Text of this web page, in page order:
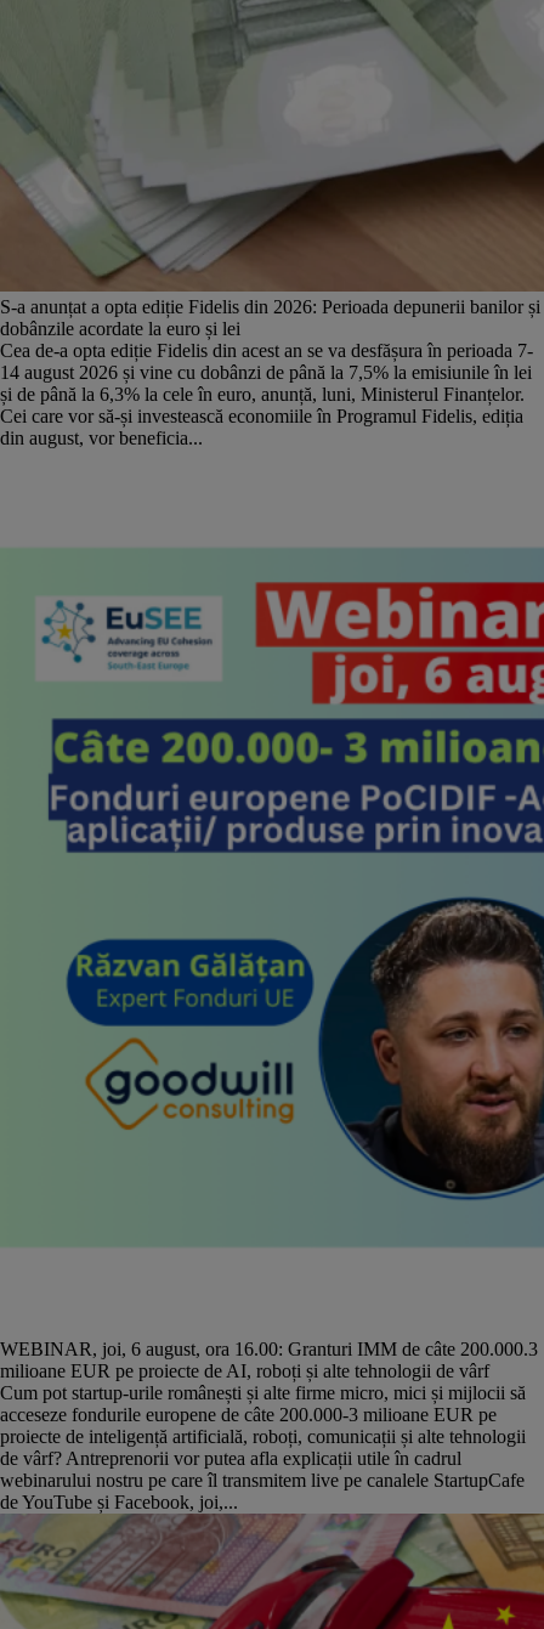
S-a anunțat a opta ediție Fidelis din 2026: Perioada depunerii banilor și
dobânzile acordate la euro și lei
Cea de-a opta ediție Fidelis din acest an se va desfășura în perioada 7-
14 august 2026 și vine cu dobânzi de până la 7,5% la emisiunile în lei
și de până la 6,3% la cele în euro, anunță, luni, Ministerul Finanțelor.
Cei care vor să-și investească economiile în Programul Fidelis, ediția
din august, vor beneficia...
WEBINAR, joi, 6 august, ora 16.00: Granturi IMM de câte 200.000.3
milioane EUR pe proiecte de AI, roboți și alte tehnologii de vârf
Cum pot startup-urile românești și alte firme micro, mici și mijlocii să
acceseze fondurile europene de câte 200.000-3 milioane EUR pe
proiecte de inteligență artificială, roboți, comunicații și alte tehnologii
de vârf? Antreprenorii vor putea afla explicații utile în cadrul
webinarului nostru pe care îl transmitem live pe canalele StartupCafe
de YouTube și Facebook, joi,...